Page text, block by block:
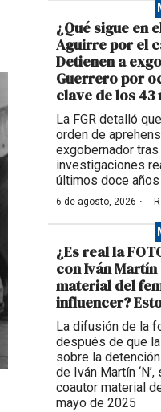
¿Qué sigue en
Aguirre por el
Detienen a
Guerrero por
clave de los
La FGR detalló
orden de
exgobernador
investigaciones
últimos doce años
6 de agosto, 2026 ·
¿Es real la
con Iván Martín
material del
influencer?
La difusión de la
después de que
sobre la
de Iván Martín
coautor material
mayo de 2025